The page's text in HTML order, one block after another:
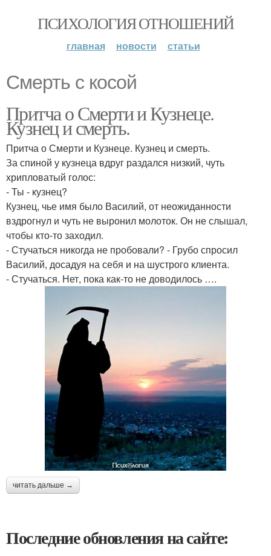
ПСИХОЛОГИЯ ОТНОШЕНИЙ
главная новости статьи
Смерть с косой
Притча о Смерти и Кузнеце.
Кузнец и смерть.
Притча о Смерти и Кузнеце. Кузнец и смерть.
За спиной у кузнеца вдруг раздался низкий, чуть
хрипловатый голос:
- Ты - кузнец?
Кузнец, чье имя было Василий, от неожиданности
вздрогнул и чуть не выронил молоток. Он не слышал,
чтобы кто-то заходил.
- Стучаться никогда не пробовали? - Грубо спросил
Василий, досадуя на себя и на шустрого клиента.
- Стучаться. Нет, пока как-то не доводилось ….
читать дальше →
Последние обновления на сайте: